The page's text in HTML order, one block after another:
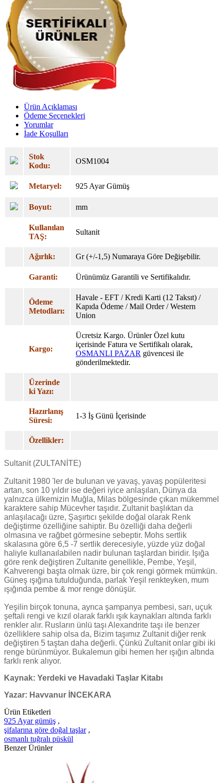
Ürün Açıklaması
Ödeme Seçenekleri
Yorumlar
İade Koşulları
Stok
Kodu:
OSM1004
Metaryel: 925 Ayar Gümüş
Boyut: mm
Kullanılan
TAŞ:
Sultanit
Ağırlık: Gr (+/-1,5) Numaraya Göre Değişebilir.
Garanti: Ürünümüz Garantili ve Sertifikalıdır.
Ödeme
Metodları:
Havale - EFT / Kredi Karti (12 Taksıt) /
Kapıda Ödeme / Mail Order / Western
Union
Kargo:
Ücretsiz Kargo. Ürünler Özel kutu
içerisinde Fatura ve Sertifikalı olarak,
OSMANLI PAZAR güvencesi ile
gönderilmektedir.
Üzerinde
ki Yazı:
Hazırlanış
Süresi:
1-3 İş Günü İçerisinde
Özellikler:
Sultanit (ZULTANİTE)
Zultanit 1980 'ler de bulunan ve yavaş, yavaş popüleritesi
artan, son 10 yıldır ise değeri iyice anlaşılan, Dünya da
yalnızca ülkemizin Muğla, Milas bölgesinde çıkan mükemmel
karaktere sahip Mücevher taşıdır. Zultanit başlıktan da
anlaşılacağı üzre, Şaşırtıcı şekilde doğal olarak Renk
değiştirme özelliğine sahiptir. Bu özelliği daha değerli
olmasına ve rağbet görmesine sebeptir. Mohs sertlik
skalasına göre 6,5 -7 sertlik derecesiyle, yüzde yüz doğal
haliyle kullanaılabilen nadir bulunan taşlardan biridir. Işığa
göre renk değiştiren Zultanite genellikle, Pembe, Yeşil,
Kahverengi başta olmak üzre, bir çok rengi görmek mümkün.
Güneş ışığına tutulduğunda, parlak Yeşil renkteyken, mum
ışığında pembe & mor renge dönüşür.
Yeşilin birçok tonuna, ayrıca şampanya pembesi, sarı, uçuk
şeftali rengi ve kızıl olarak farklı ışık kaynakları altında farklı
renkler alır. Rusların ünlü taşı Alexandrite taşı ile benzer
özelliklere sahip olsa da, Bizim taşımız Zultanit diğer renk
değiştiren 5 taştan daha değerli. Çünkü Zultanit onlar gibi iki
renge bürünmüyor. Bukalemun gibi hemen her ışığın altında
farklı renk alıyor.
Kaynak: Yerdeki ve Havadaki Taşlar Kitabı
Yazar: Havvanur İNCEKARA
Ürün Etiketleri
925 Ayar gümüş ,
şifalarına göre doğal taşlar ,
osmanlı tuğralı püskül
Benzer Ürünler